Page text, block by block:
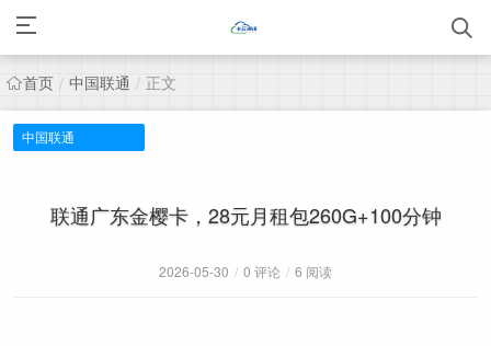
首页 / 中国联通 / 正文
中国联通
联通广东金樱卡，28元月租包260G+100分钟
2026-05-30 / 0 评论 / 6 阅读